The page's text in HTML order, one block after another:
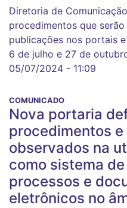
Diretoria de
procedimentos que
publicações nos portais
6 de julho e 27 de
05/07/2024 - 11:09
COMUNICADO
Nova portaria
procedimentos
observados na
como sistema
processos e
eletrônicos no